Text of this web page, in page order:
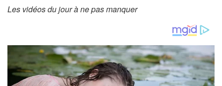
Les vidéos du jour à ne pas manquer